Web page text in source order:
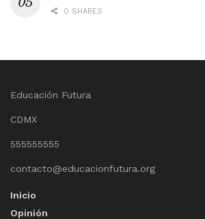
0 SHARES
Educación Futura
CDMX
555555555
contacto@educacionfutura.org
Inicio
Opinión